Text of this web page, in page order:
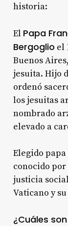
historia:
El Papa
Bergoglio el
Buenos
jesuita. Hijo
ordenó
los jesuitas
nombrado
elevado a
Elegido papa
conocido
justicia
Vaticano y
¿Cuáles